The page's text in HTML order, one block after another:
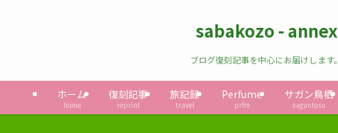
sabakozo - annex
ブログ復刻記事を中心にお届けします。
ホーム
home
復刻記事
reprint
旅記録
travel
Perfume
prfm
サガン鳥栖
sagantosu